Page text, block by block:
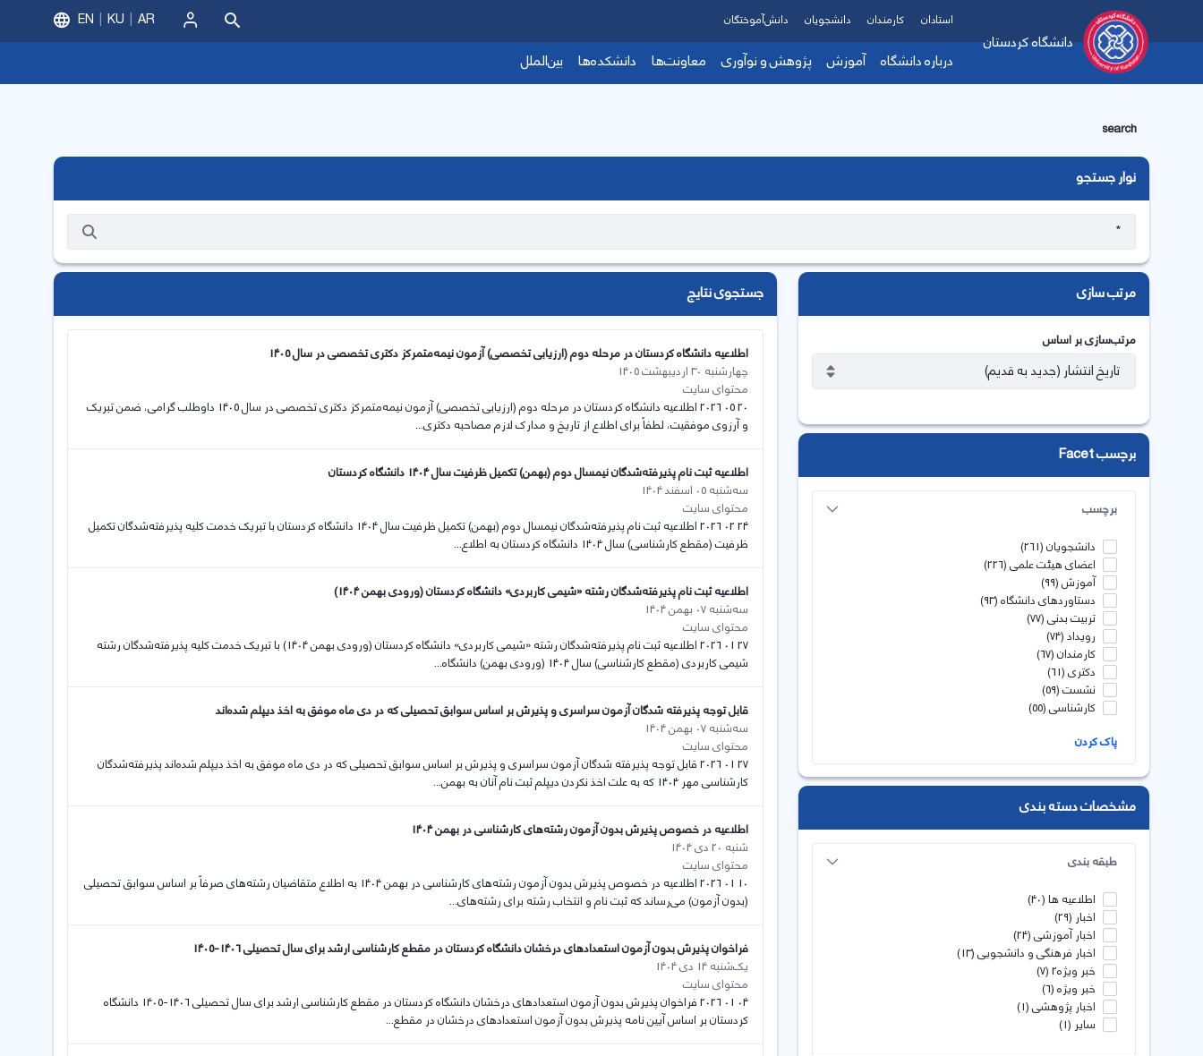
دانشگاه کردستان
درباره دانشگاه آموزش پژوهش و نوآوری معاونت‌ها دانشکده‌ها بین‌الملل
استادان کارمندان دانشجویان دانش‌آموختگان
ورود
EN KU AR
search
نوار جستجو
مرتب سازی
مرتب‌سازی بر اساس
برچسب Facet
برچسب
دانشجویان(261)
اعضای هیئت علمی(226)
آموزش(99)
دستاوردهای دانشگاه(93)
تربیت بدنی(77)
رویداد(74)
کارمندان(67)
دکتری(61)
نشست(59)
کارشناسی(55)
پاک کردن
مشخصات دسته بندی
طبقه بندی
اطلاعیه ها(40)
اخبار (29)
اخبار آموزشی(24)
اخبار فرهنگی و دانشجویی(13)
خبر ویژه2 (7)
خبر ویژه(6)
اخبار پژوهشی(1)
سایر (1)
جستجوی نتایج
اطلاعیه دانشگاه کردستان در مرحله دوم (ارزیابی تخصصی) آزمون نیمه‌متمرکز دکتری تخصصی در سال 1405
چهارشنبه 30 اردیبهشت 1405
محتوای سایت
20 05 2026 اطلاعیه دانشگاه کردستان در مرحله دوم (ارزیابی تخصصی) آزمون نیمه‌متمرکز دکتری تخصصی در سال 1405 داوطلب گرامی، ضمن تبریک
و آرزوی موفقیت، لطفاً برای اطلاع از تاریخ و مدارک لازم مصاحبه دکتری...
اطلاعیه ثبت نام پذیرفته‌شدگان نیمسال دوم (بهمن) تکمیل ظرفیت سال 1404 دانشگاه کردستان
سه‌شنبه 05 اسفند 1404
محتوای سایت
24 02 2026 اطلاعیه ثبت نام پذیرفته‌شدگان نیمسال دوم (بهمن) تکمیل ظرفیت سال 1404 دانشگاه کردستان با تبریک خدمت کلیه پذیرفته‌شدگان تکمیل
ظرفیت (مقطع کارشناسی) سال 1404 دانشگاه کردستان به اطلاع...
اطلاعیه ثبت نام پذیرفته‌شدگان رشته «شیمی کاربردی» دانشگاه کردستان (ورودی بهمن 1404)
سه‌شنبه 07 بهمن 1404
محتوای سایت
27 01 2026 اطلاعیه ثبت نام پذیرفته‌شدگان رشته «شیمی کاربردی» دانشگاه کردستان (ورودی بهمن 1404) با تبریک خدمت کلیه پذیرفته‌شدگان رشته
شیمی کاربردی (مقطع کارشناسی) سال 1404 (ورودی بهمن) دانشگاه...
قابل توجه پذیرفته شدگان آزمون سراسری و پذیرش بر اساس سوابق تحصیلی که در دی ماه موفق به اخذ دیپلم شده‌اند
سه‌شنبه 07 بهمن 1404
محتوای سایت
27 01 2026 قابل توجه پذیرفته شدگان آزمون سراسری و پذیرش بر اساس سوابق تحصیلی که در دی ماه موفق به اخذ دیپلم شده‌اند پذیرفته‌شدگان
کارشناسی مهر 1404 که به علت اخذ نکردن دیپلم ثبت نام آنان به بهمن...
اطلاعیه در خصوص پذیرش بدون آزمون رشته‌های کارشناسی در بهمن 1404
شنبه 20 دی 1404
محتوای سایت
10 01 2026 اطلاعیه در خصوص پذیرش بدون آزمون رشته‌های کارشناسی در بهمن 1404 به اطلاع متقاضیان رشته‌های صرفاً بر اساس سوابق تحصیلی
(بدون آزمون) می‌رساند که ثبت نام و انتخاب رشته برای رشته‌های...
فراخوان پذیرش بدون آزمون استعدادهای درخشان دانشگاه کردستان در مقطع کارشناسی ارشد برای سال تحصیلی 1406-1405
یک‌شنبه 14 دی 1404
محتوای سایت
04 01 2026 فراخوان پذیرش بدون آزمون استعدادهای درخشان دانشگاه کردستان در مقطع کارشناسی ارشد برای سال تحصیلی 1406-1405 دانشگاه
کردستان بر اساس آیین نامه پذیرش بدون آزمون استعدادهای درخشان در مقطع...